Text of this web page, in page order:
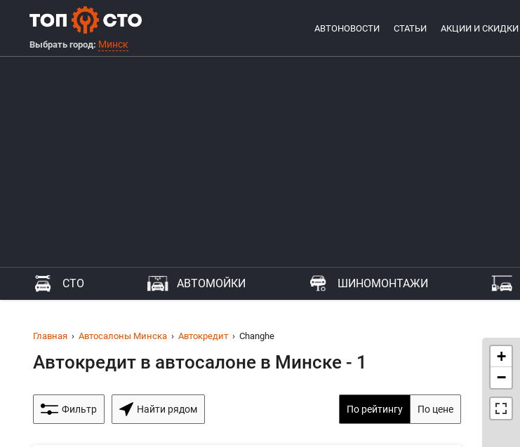
Выбрать город: Минск
АВТОНОВОСТИ СТАТЬИ АКЦИИ И СКИДКИ
СТО АВТОМОЙКИ ШИНОМОНТАЖИ
Главная Автосалоны Минска Автокредит Changhe
Автокредит в автосалоне в Минске - 1
Фильтр Найти рядом По рейтингу По цене
+
−